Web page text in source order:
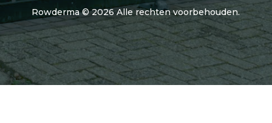
Rowderma © 2026 Alle rechten voorbehouden.